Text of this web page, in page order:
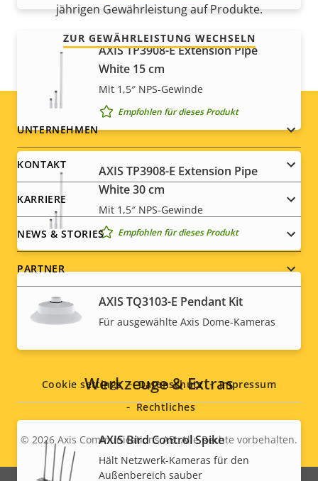
AXIS TP3908-E Extension Pipe
White 15 cm
Mit 1,5″ NPS-Gewinde
Empfohlen für dieses Produkt
AXIS TP3908-E Extension Pipe
White 30 cm
Mit 1,5″ NPS-Gewinde
Empfohlen für dieses Produkt
AXIS TQ3103-E Pendant Kit
Für ausgewählte Axis Dome-Kameras
Werkzeuge & Extras
AXIS Bird Control Spike
Hält Netzwerk-Kameras für den
Außenbereich sauber
jährigen Gewährleistung auf Produkte.
ZUR GEWÄHRLEISTUNG WECHSELN
Footer
menu
UNTERNEHMEN
KONTAKT
KARRIERE
NEWS & STORIES
PARTNER
Social
menu
Legal
© 2026 Axis Communications AB. Alle Rechte vorbehalten.
Cookie settings Datenschutz
Impressum
Rechtliches